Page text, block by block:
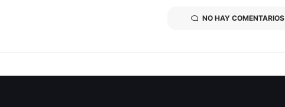
NO HAY COMENTARIOS